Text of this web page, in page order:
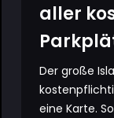
aller
Der große
eine Karte.